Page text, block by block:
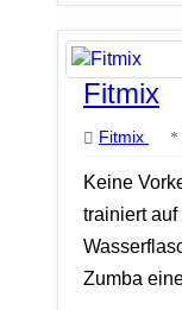
Fitmix
Fitmix
Keine
trainiert
Zumba